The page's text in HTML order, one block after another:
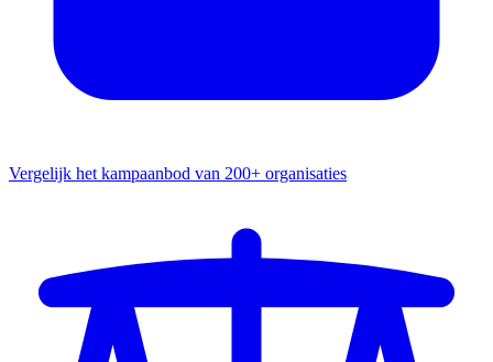
Vergelijk het kampaanbod van 200+ organisaties